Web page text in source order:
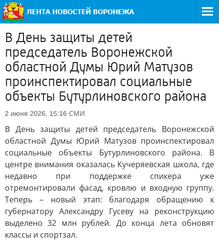
В День защиты детей
председатель Воронежской
областной Думы Юрий Матузов
проинспектировал социальные
объекты Бутурлиновского района
2 июня 2026, 15:16 СМИ
В День защиты детей председатель Воронежской
областной Думы Юрий Матузов проинспектировал
социальные объекты Бутурлиновского района. В
центре внимания оказалась Кучеряевская школа, где
недавно при поддержке спикера уже
отремонтировали фасад, кровлю и входную группу.
Теперь – новый этап: благодаря обращению к
губернатору Александру Гусеву на реконструкцию
выделено 32 млн рублей. До конца лета обновят
классы и спортзал.